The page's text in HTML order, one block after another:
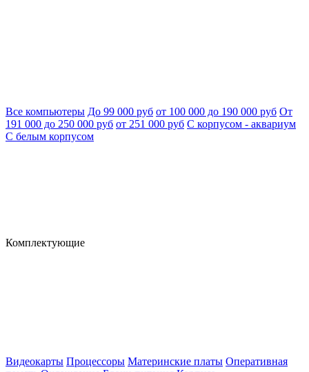
Все компьютеры До 99 000 руб от 100 000 до 190 000 руб От
191 000 до 250 000 руб от 251 000 руб С корпусом - аквариум
С белым корпусом
Комплектующие
Видеокарты Процессоры Материнские платы Оперативная